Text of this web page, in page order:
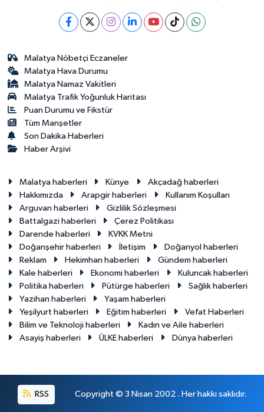
Malatya Nöbetçi Eczaneler
Malatya Hava Durumu
Malatya Namaz Vakitleri
Malatya Trafik Yoğunluk Haritası
Puan Durumu ve Fikstür
Tüm Manşetler
Son Dakika Haberleri
Haber Arşivi
Malatya haberleri Künye
Akçadağ haberleri
Hakkımızda
Arapgir haberleri
Kullanım Koşulları
Arguvan haberleri
Gizlilik Sözleşmesi
Battalgazi haberleri
Çerez Politikası
Darende haberleri
KVKK Metni
Doğanşehir haberleri
İletişim
Doğanyol haberleri
Reklam
Hekimhan haberleri
Gündem haberleri
Kale haberleri
Ekonomi haberleri
Kuluncak haberleri
Politika haberleri
Pütürge haberleri
Sağlık haberleri
Yazıhan haberleri
Yaşam haberleri
Yeşilyurt haberleri
Eğitim haberleri
Vefat Haberleri
Bilim ve Teknoloji haberleri
Kadın ve Aile haberleri
Asayiş haberleri
ÜLKE haberleri Dünya haberleri
RSS Copyright © 3 Nisan 2002 . Her hakkı saklıdır.